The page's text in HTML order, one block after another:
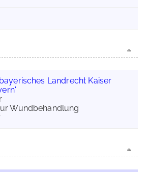
Landrecht Kaiser
Wundbehandlung